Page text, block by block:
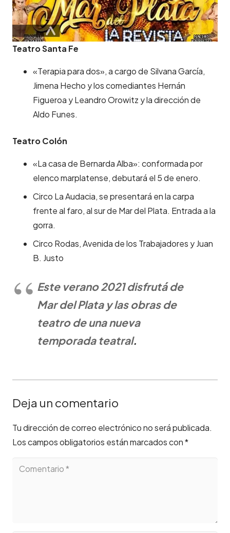
Teatro Santa Fe
«Terapia para dos», a cargo de Silvana García,
Jimena Hecho y los comediantes Hernán
Figueroa y Leandro Orowitz y la dirección de
Aldo Funes.
Teatro Colón
«La casa de Bernarda Alba»: conformada por
elenco marplatense, debutará el 5 de enero.
Circo La Audacia, se presentará en la carpa
frente al faro, al sur de Mar del Plata. Entrada a la
gorra.
Circo Rodas, Avenida de los Trabajadores y Juan
B. Justo
Este verano 2021 disfrutá de
Mar del Plata y las obras de
teatro de una nueva
temporada teatral.
Deja un comentario
Tu dirección de correo electrónico no será publicada.
Los campos obligatorios están marcados con*